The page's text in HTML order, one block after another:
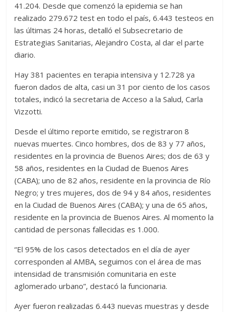
41.204. Desde que comenzó la epidemia se han
realizado 279.672 test en todo el país, 6.443 testeos en
las últimas 24 horas, detalló el Subsecretario de
Estrategias Sanitarias, Alejandro Costa, al dar el parte
diario.
Hay 381 pacientes en terapia intensiva y 12.728 ya
fueron dados de alta, casi un 31 por ciento de los casos
totales, indicó la secretaria de Acceso a la Salud, Carla
Vizzotti.
Desde el último reporte emitido, se registraron 8
nuevas muertes. Cinco hombres, dos de 83 y 77 años,
residentes en la provincia de Buenos Aires; dos de 63 y
58 años, residentes en la Ciudad de Buenos Aires
(CABA); uno de 82 años, residente en la provincia de Río
Negro; y tres mujeres, dos de 94 y 84 años, residentes
en la Ciudad de Buenos Aires (CABA); y una de 65 años,
residente en la provincia de Buenos Aires. Al momento la
cantidad de personas fallecidas es 1.000.
“El 95% de los casos detectados en el día de ayer
corresponden al AMBA, seguimos con el área de mas
intensidad de transmisión comunitaria en este
aglomerado urbano”, destacó la funcionaria.
Ayer fueron realizadas 6.443 nuevas muestras y desde